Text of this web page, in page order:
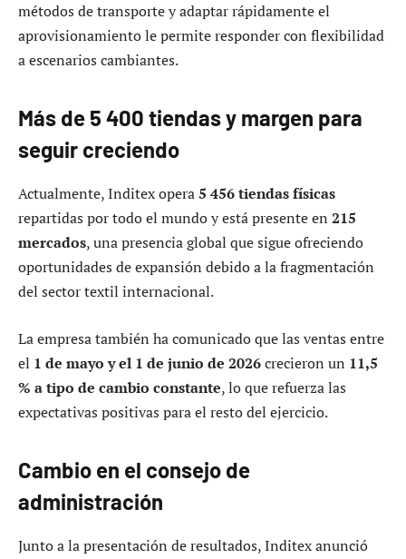
métodos de transporte y adaptar rápidamente el
aprovisionamiento le permite responder con flexibilidad
a escenarios cambiantes.
Más de 5 400 tiendas y margen para
seguir creciendo
Actualmente, Inditex opera5 456 tiendas físicas
repartidas por todo el mundo y está presente en 215
mercados, una presencia global que sigue ofreciendo
oportunidades de expansión debido a la fragmentación
del sector textil internacional.
La empresa también ha comunicado que las ventas entre
el 1 de mayo y el 1 de junio de 2026crecieron un 11,5
% a tipo de cambio constante, lo que refuerza las
expectativas positivas para el resto del ejercicio.
Cambio en el consejo de
administración
Junto a la presentación de resultados, Inditex anunció